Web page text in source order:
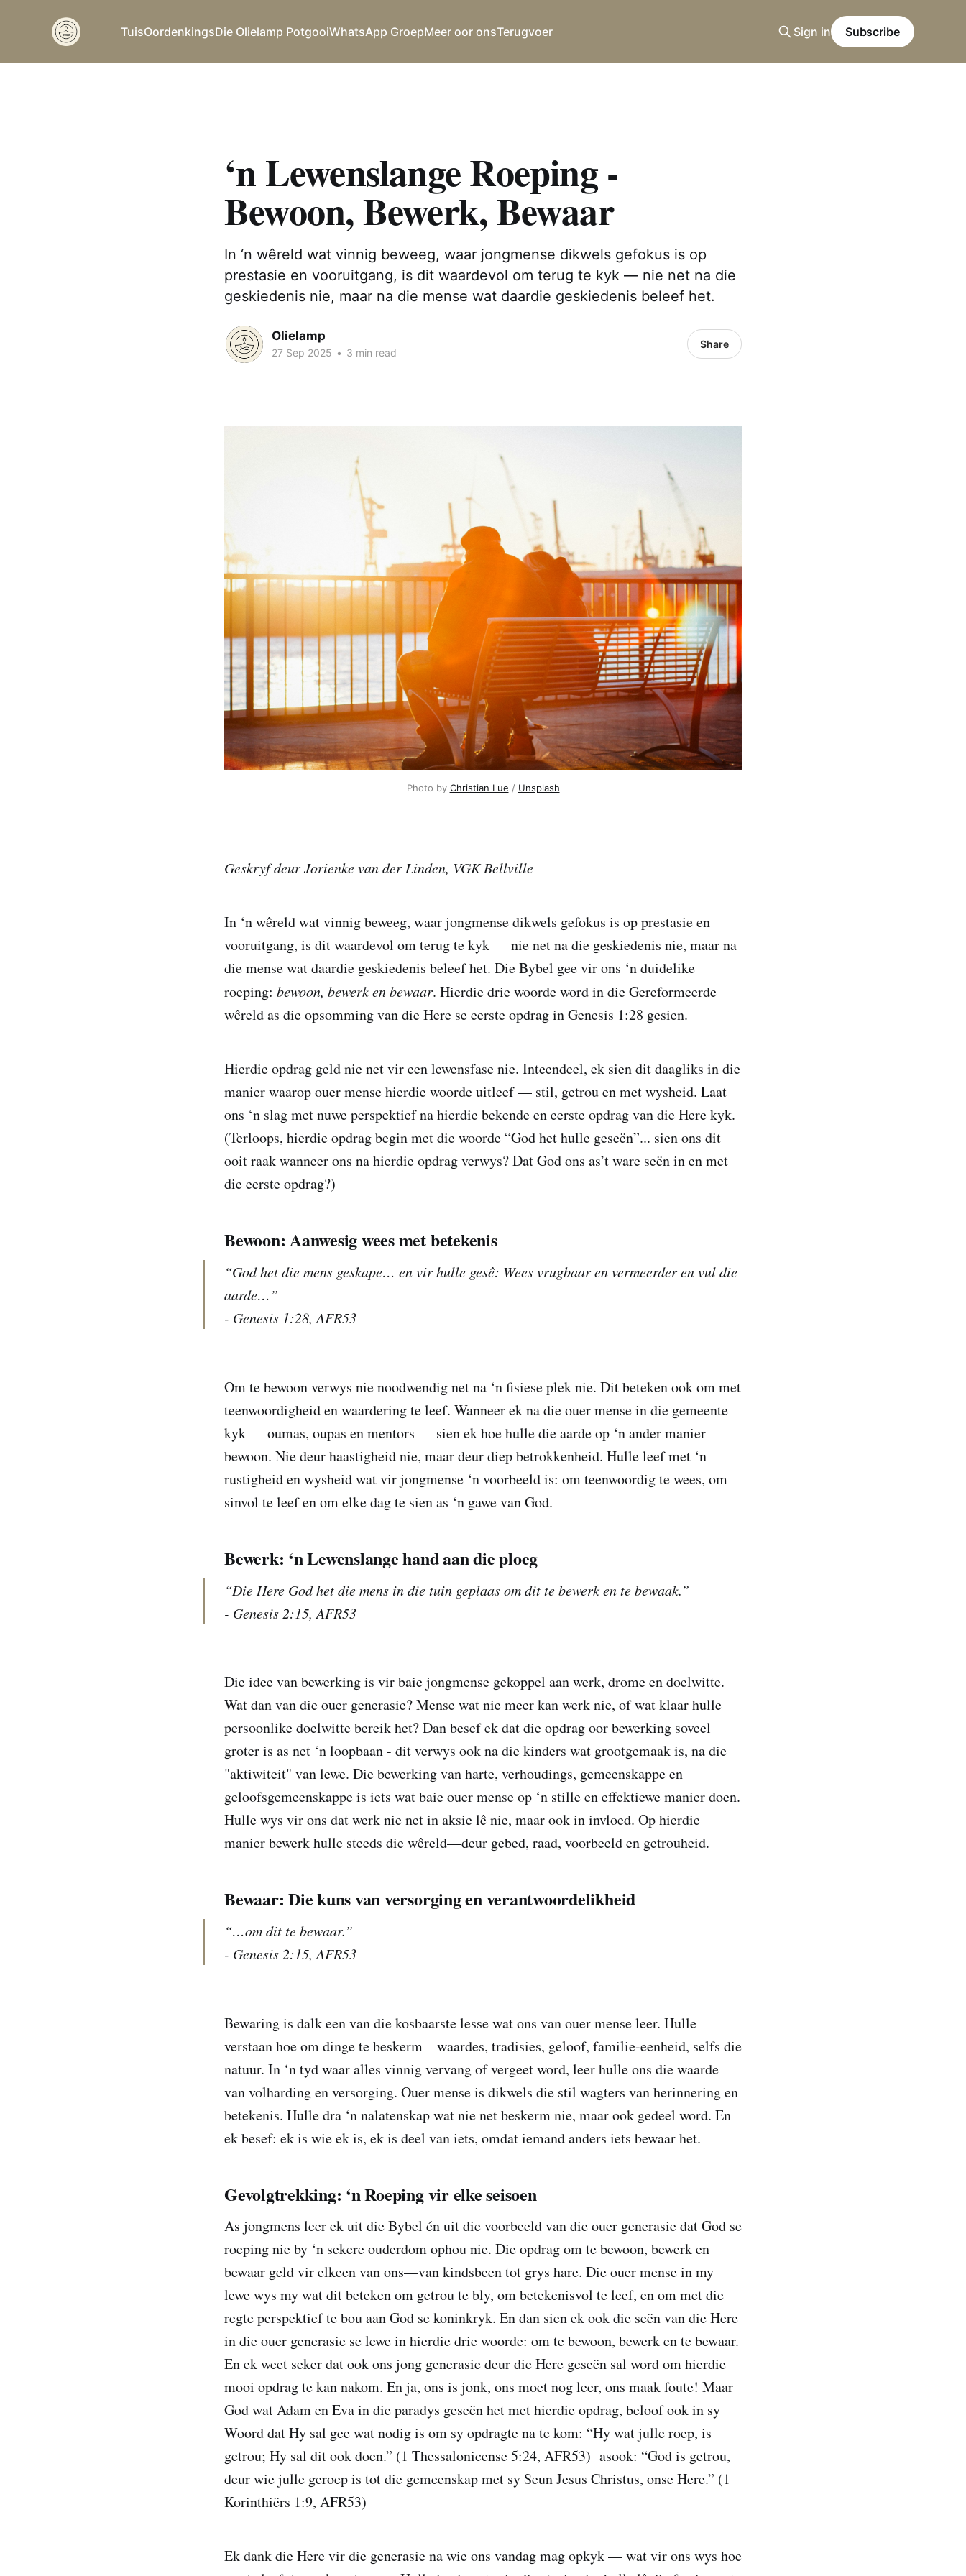
TuisOordenkingsDie Olielamp PotgooiWhatsApp GroepMeer oor onsTerugvoer Sign in Subscribe
‘n Lewenslange Roeping -
Bewoon, Bewerk, Bewaar
In ‘n wêreld wat vinnig beweeg, waar jongmense dikwels gefokus is op
prestasie en vooruitgang, is dit waardevol om terug te kyk — nie net na die
geskiedenis nie, maar na die mense wat daardie geskiedenis beleef het.
Olielamp
27 Sep 2025 • 3 min read
Share
Photo by Christian Lue / Unsplash
Geskryf deur Jorienke van der Linden, VGK Bellville
In ‘n wêreld wat vinnig beweeg, waar jongmense dikwels gefokus is op prestasie en
vooruitgang, is dit waardevol om terug te kyk — nie net na die geskiedenis nie, maar na
die mense wat daardie geskiedenis beleef het. Die Bybel gee vir ons ‘n duidelike
roeping: bewoon, bewerk en bewaar. Hierdie drie woorde word in die Gereformeerde
wêreld as die opsomming van die Here se eerste opdrag in Genesis 1:28 gesien.
Hierdie opdrag geld nie net vir een lewensfase nie. Inteendeel, ek sien dit daagliks in die
manier waarop ouer mense hierdie woorde uitleef — stil, getrou en met wysheid. Laat
ons ‘n slag met nuwe perspektief na hierdie bekende en eerste opdrag van die Here kyk.
(Terloops, hierdie opdrag begin met die woorde “God het hulle geseën”... sien ons dit
ooit raak wanneer ons na hierdie opdrag verwys? Dat God ons as’t ware seën in en met
die eerste opdrag?)
Bewoon: Aanwesig wees met betekenis
“God het die mens geskape… en vir hulle gesê: Wees vrugbaar en vermeerder en vul die
aarde…”
- Genesis 1:28, AFR53
Om te bewoon verwys nie noodwendig net na ‘n fisiese plek nie. Dit beteken ook om met
teenwoordigheid en waardering te leef. Wanneer ek na die ouer mense in die gemeente
kyk — oumas, oupas en mentors — sien ek hoe hulle die aarde op ‘n ander manier
bewoon. Nie deur haastigheid nie, maar deur diep betrokkenheid. Hulle leef met ‘n
rustigheid en wysheid wat vir jongmense ‘n voorbeeld is: om teenwoordig te wees, om
sinvol te leef en om elke dag te sien as ‘n gawe van God.
Bewerk: ‘n Lewenslange hand aan die ploeg
“Die Here God het die mens in die tuin geplaas om dit te bewerk en te bewaak.”
- Genesis 2:15, AFR53
Die idee van bewerking is vir baie jongmense gekoppel aan werk, drome en doelwitte.
Wat dan van die ouer generasie? Mense wat nie meer kan werk nie, of wat klaar hulle
persoonlike doelwitte bereik het? Dan besef ek dat die opdrag oor bewerking soveel
groter is as net ‘n loopbaan - dit verwys ook na die kinders wat grootgemaak is, na die
"aktiwiteit" van lewe. Die bewerking van harte, verhoudings, gemeenskappe en
geloofsgemeenskappe is iets wat baie ouer mense op ‘n stille en effektiewe manier doen.
Hulle wys vir ons dat werk nie net in aksie lê nie, maar ook in invloed. Op hierdie
manier bewerk hulle steeds die wêreld—deur gebed, raad, voorbeeld en getrouheid.
Bewaar: Die kuns van versorging en verantwoordelikheid
“…om dit te bewaar.”
- Genesis 2:15, AFR53
Bewaring is dalk een van die kosbaarste lesse wat ons van ouer mense leer. Hulle
verstaan hoe om dinge te beskerm—waardes, tradisies, geloof, familie-eenheid, selfs die
natuur. In ‘n tyd waar alles vinnig vervang of vergeet word, leer hulle ons die waarde
van volharding en versorging. Ouer mense is dikwels die stil wagters van herinnering en
betekenis. Hulle dra ‘n nalatenskap wat nie net beskerm nie, maar ook gedeel word. En
ek besef: ek is wie ek is, ek is deel van iets, omdat iemand anders iets bewaar het.
Gevolgtrekking: ‘n Roeping vir elke seisoen
As jongmens leer ek uit die Bybel én uit die voorbeeld van die ouer generasie dat God se
roeping nie by ‘n sekere ouderdom ophou nie. Die opdrag om te bewoon, bewerk en
bewaar geld vir elkeen van ons—van kindsbeen tot grys hare. Die ouer mense in my
lewe wys my wat dit beteken om getrou te bly, om betekenisvol te leef, en om met die
regte perspektief te bou aan God se koninkryk. En dan sien ek ook die seën van die Here
in die ouer generasie se lewe in hierdie drie woorde: om te bewoon, bewerk en te bewaar.
En ek weet seker dat ook ons jong generasie deur die Here geseën sal word om hierdie
mooi opdrag te kan nakom. En ja, ons is jonk, ons moet nog leer, ons maak foute! Maar
God wat Adam en Eva in die paradys geseën het met hierdie opdrag, beloof ook in sy
Woord dat Hy sal gee wat nodig is om sy opdragte na te kom: “Hy wat julle roep, is
getrou; Hy sal dit ook doen.” (1 Thessalonicense 5:24, AFR53) asook: “God is getrou,
deur wie julle geroep is tot die gemeenskap met sy Seun Jesus Christus, onse Here.” (1
Korinthiërs 1:9, AFR53)
Ek dank die Here vir die generasie na wie ons vandag mag opkyk — wat vir ons wys hoe